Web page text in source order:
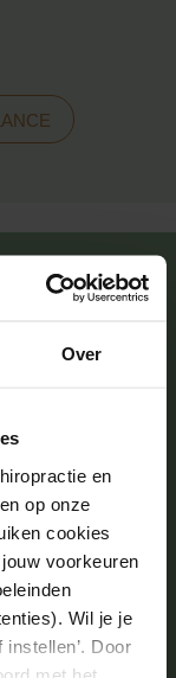
Over
en
op onze
cookies
voorkeuren
Wil je je
Door
met het
leven
fijner
dankzij
onze